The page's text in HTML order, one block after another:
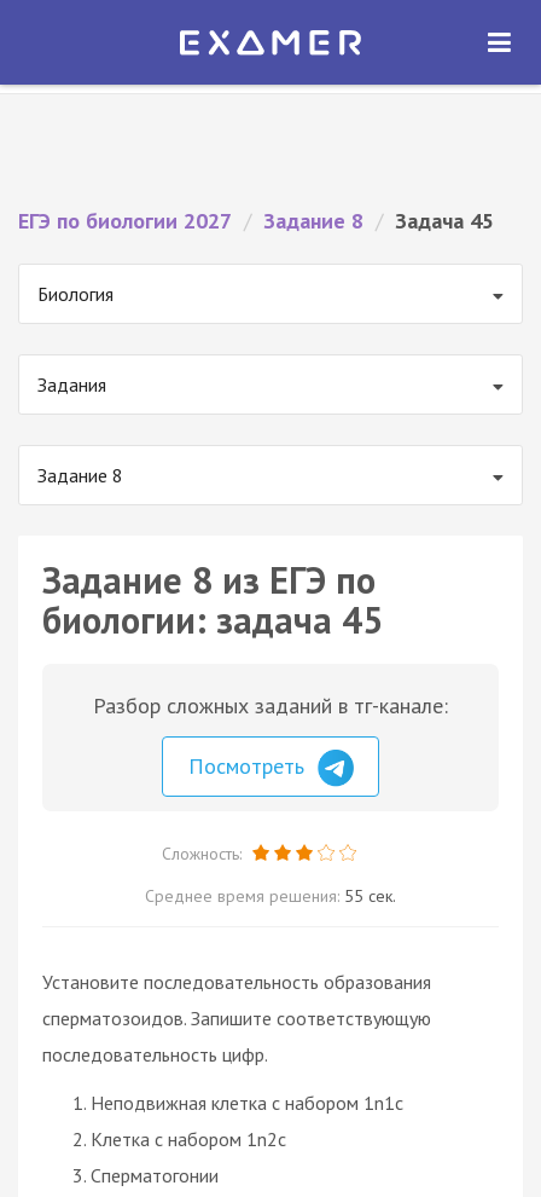
Экзамер — ЕГЭ 2027
ОТКРЫТЬ
ЕГЭ по биологии 2027 / Задание 8 / Задача 45
Биология
Задания
Задание 8
Задание 8 из ЕГЭ по
биологии: задача 45
Разбор сложных заданий в тг-канале:
Посмотреть
Сложность:
Среднее время решения: 55 сек.
Установите последовательность образования
сперматозоидов. Запишите соответствующую
последовательность цифр.
Неподвижная клетка с набором 1n1c
Клетка с набором 1n2c
Сперматогонии